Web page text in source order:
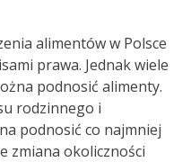
alimentów w Polsce
prawa. Jednak wiele
podnosić alimenty.
rodzinnego i
podnosić co najmniej
zmiana okoliczności